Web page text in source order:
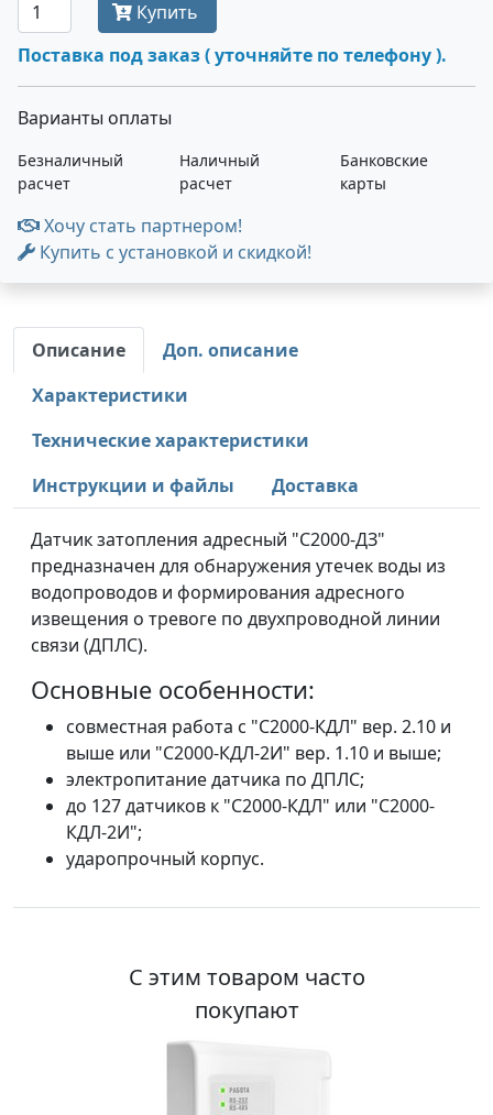
Купить
Поставка под заказ ( уточняйте по телефону ).
Варианты оплаты
Безналичный
расчет
Наличный
расчет
Банковские
карты
Хочу стать партнером!
Купить с установкой и скидкой!
Описание
Доп. описание
Характеристики
Технические характеристики
Инструкции и файлы
Доставка
Датчик затопления адресный "С2000-ДЗ"
предназначен для обнаружения утечек воды из
водопроводов и формирования адресного
извещения о тревоге по двухпроводной линии
связи (ДПЛС).
Основные особенности:
совместная работа с "С2000-КДЛ" вер. 2.10 и
выше или "С2000-КДЛ-2И" вер. 1.10 и выше;
электропитание датчика по ДПЛС;
до 127 датчиков к "С2000-КДЛ" или "С2000-
КДЛ-2И";
ударопрочный корпус.
С этим товаром часто
покупают